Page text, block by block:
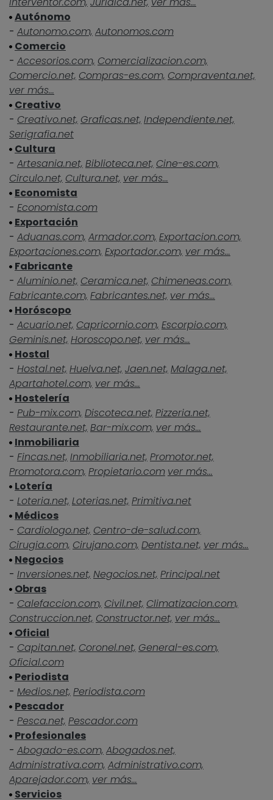
Autónomo
- Autonomo.com, Autonomos.com
Comercio
- Accesorios.com, Comercializacion.com,
Comercio.net, Compras-es.com, Compraventa.net,
ver más...
Creativo
- Creativo.net, Graficas.net, Independiente.net,
Serigrafia.net
Cultura
- Artesania.net, Biblioteca.net, Cine-es.com,
Circulo.net, Cultura.net, ver más...
Economista
- Economista.com
Exportación
- Aduanas.com, Armador.com, Exportacion.com,
Exportaciones.com, Exportador.com, ver más...
Fabricante
- Aluminio.net, Ceramica.net, Chimeneas.com,
Fabricante.com, Fabricantes.net, ver más...
Horóscopo
- Acuario.net, Capricornio.com, Escorpio.com,
Geminis.net, Horoscopo.net, ver más...
Hostal
- Hostal.net, Huelva.net, Jaen.net, Malaga.net,
Apartahotel.com, ver más...
Hostelería
- Pub-mix.com, Discoteca.net, Pizzeria.net,
Restaurante.net, Bar-mix.com, ver más...
Inmobiliaria
- Fincas.net, Inmobiliaria.net, Promotor.net,
Promotora.com, Propietario.com ver más...
Lotería
- Loteria.net, Loterias.net, Primitiva.net
Médicos
- Cardiologo.net, Centro-de-salud.com,
Cirugia.com, Cirujano.com, Dentista.net, ver más...
Negocios
- Inversiones.net, Negocios.net, Principal.net
Obras
- Calefaccion.com, Civil.net, Climatizacion.com,
Construccion.net, Constructor.net, ver más...
Oficial
- Capitan.net, Coronel.net, General-es.com,
Oficial.com
Periodista
- Medios.net, Periodista.com
Pescador
- Pesca.net, Pescador.com
Profesionales
- Abogado-es.com, Abogados.net,
Administrativa.com, Administrativo.com,
Aparejador.com, ver más...
Servicios